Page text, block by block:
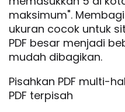
maksimum".
ukuran cocok untuk
PDF besar menjadi
mudah dibagikan.
Pisahkan PDF multi-
PDF terpisah